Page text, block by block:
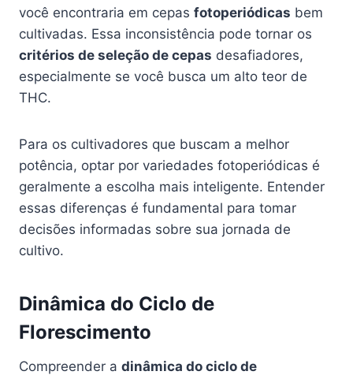
você encontraria em cepas fotoperiódicas bem
cultivadas. Essa inconsistência pode tornar os
critérios de seleção de cepas desafiadores,
especialmente se você busca um alto teor de
THC.
Para os cultivadores que buscam a melhor
potência, optar por variedades fotoperiódicas é
geralmente a escolha mais inteligente. Entender
essas diferenças é fundamental para tomar
decisões informadas sobre sua jornada de
cultivo.
Dinâmica do Ciclo de
Florescimento
Compreender a dinâmica do ciclo de